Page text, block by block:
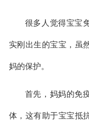
很多人觉得宝宝
实刚出生的宝宝，虽
妈的保护。
首先，妈妈的免
体，这有助于宝宝抵